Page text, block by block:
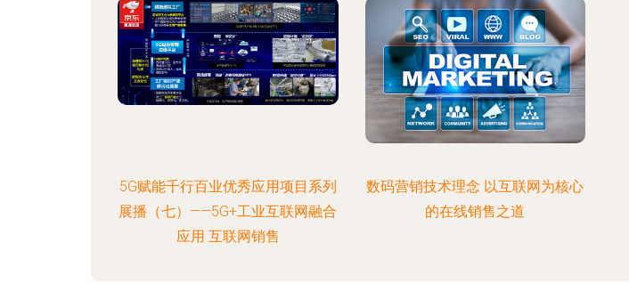
5G赋能千行百业优秀应用项目系列
展播（七）——5G+工业互联网融合
应用 互联网销售
数码营销技术理念 以互联网为核心
的在线销售之道